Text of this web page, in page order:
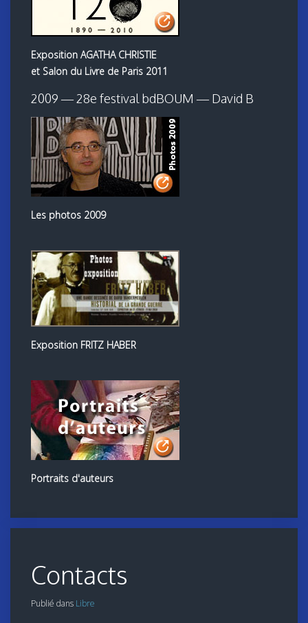
Exposition AGATHA CHRISTIE
et Salon du Livre de Paris 2011
2009 — 28e festival bdBOUM — David B
Les photos 2009
Exposition FRITZ HABER
Portraits d'auteurs
Contacts
Publié dans Libre